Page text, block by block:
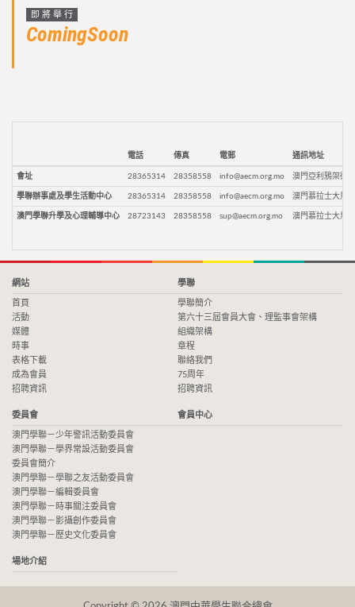
即將舉行
ComingSoon
電話 傳真 電郵 通訊地址
會址 28365314 28358558 info@aecm.org.mo 澳門亞利鴉架街9
學聯辦事處及學生活動中心 28365314 28358558 info@aecm.org.mo 澳門慕拉士大馬
澳門學聯升學及心理輔導中心 28723143 28358558 sup@aecm.org.mo 澳門慕拉士大馬
網站
首頁
活動
媒體
時事
表格下載
成為會員
招聘資訊
學聯
學聯簡介
第六十三屆會員大會、理監事會架構
組織架構
章程
聯絡我們
75周年
招聘資訊
委員會
澳門學聯－少年警訊活動委員會
澳門學聯－學界常設活動委員會
委員會簡介
澳門學聯－學聯之友活動委員會
澳門學聯－編輯委員會
澳門學聯－時事關注委員會
澳門學聯－影攝創作委員會
澳門學聯－歷史文化委員會
會員中心
場地介紹